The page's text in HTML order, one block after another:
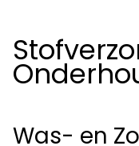
Was- en